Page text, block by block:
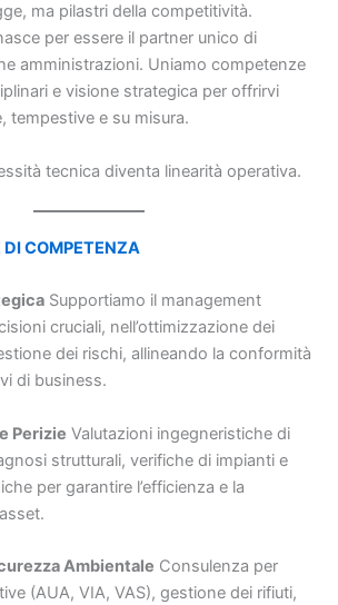
ma pilastri della competitività.
per essere il partner unico di
amministrazioni. Uniamo competenze
e visione strategica per offrirvi
tempestive e su misura.
tecnica diventa linearità operativa.
DI COMPETENZA
Supportiamo il management
cruciali, nell’ottimizzazione dei
dei rischi, allineando la conformità
di business.
Perizie Valutazioni ingegneristiche di
strutturali, verifiche di impianti e
per garantire l’efficienza e la
Ambientale Consulenza per
(AUA, VIA, VAS), gestione dei rifiuti,